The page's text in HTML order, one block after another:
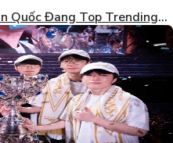
Quốc Đang Top Trending